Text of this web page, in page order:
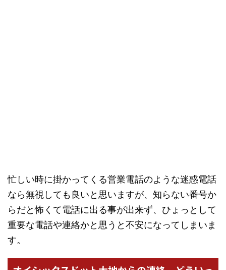
忙しい時に掛かってくる営業電話のような迷惑電話
なら無視しても良いと思いますが、知らない番号か
らだと怖くて電話に出る事が出来ず、ひょっとして
重要な電話や連絡かと思うと不安になってしまいま
す。